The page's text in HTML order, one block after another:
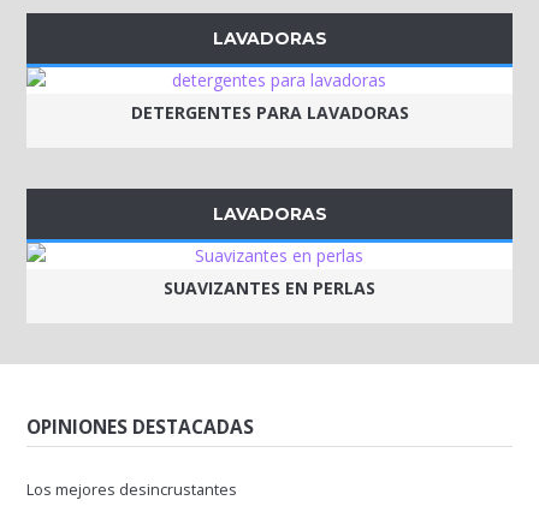
LAVADORAS
DETERGENTES PARA LAVADORAS
LAVADORAS
SUAVIZANTES EN PERLAS
OPINIONES DESTACADAS
Los mejores desincrustantes